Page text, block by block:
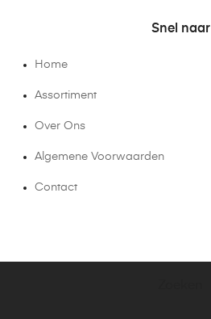
Snel naar
Home
Assortiment
Over Ons
Algemene Voorwaarden
Contact